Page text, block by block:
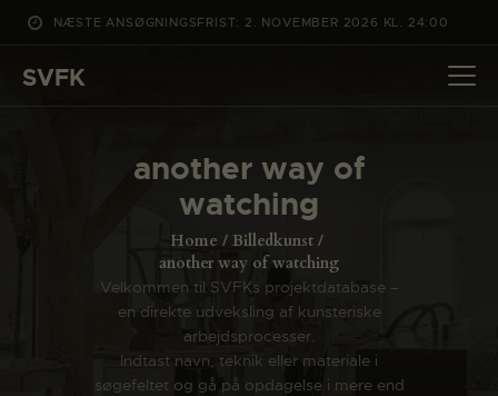
NÆSTE ANSØGNINGSFRIST: 2. NOVEMBER 2026 KL. 24:00
SVFK
another way of
watching
Home
Billedkunst
another way of watching
Velkommen til SVFKs projektdatabase –
en direkte udveksling af kunsteriske
arbejdsprocesser.
Indtast navn, teknik eller materiale i
søgefeltet og gå på opdagelse i mere end
DET SKER
ANSØG
OM SVFK
ENGLISH